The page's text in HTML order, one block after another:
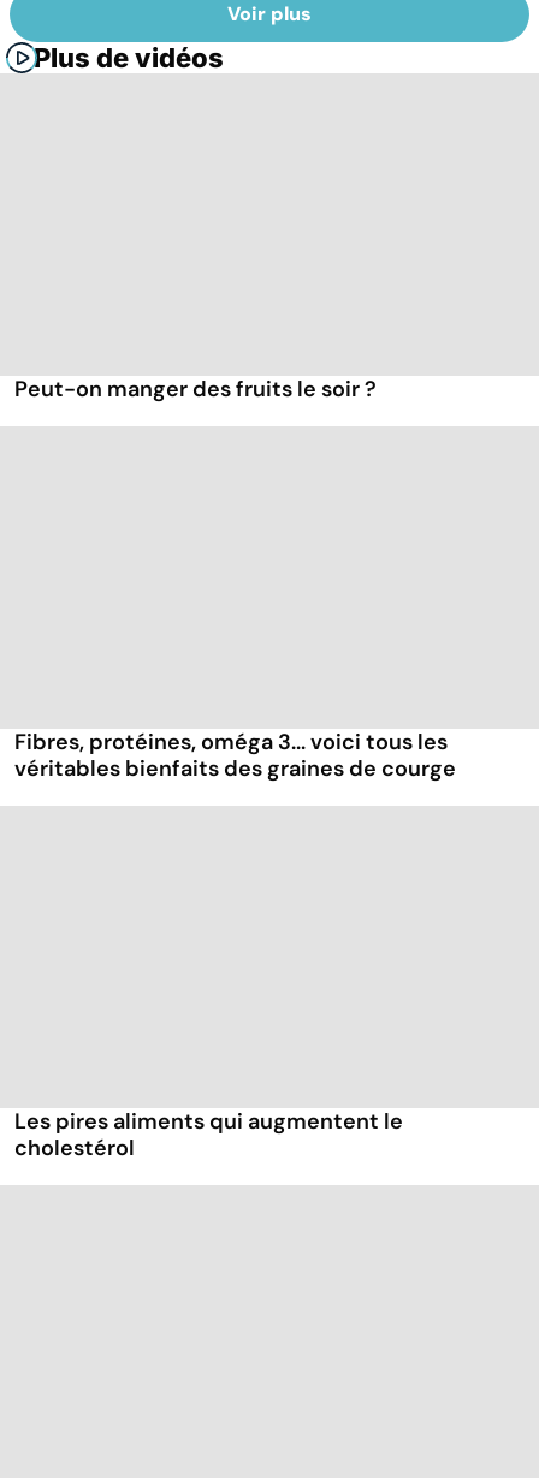
Voir plus
Plus de vidéos
Peut-on manger des fruits le soir ?
Fibres, protéines, oméga 3... voici tous les
véritables bienfaits des graines de courge
Les pires aliments qui augmentent le
cholestérol